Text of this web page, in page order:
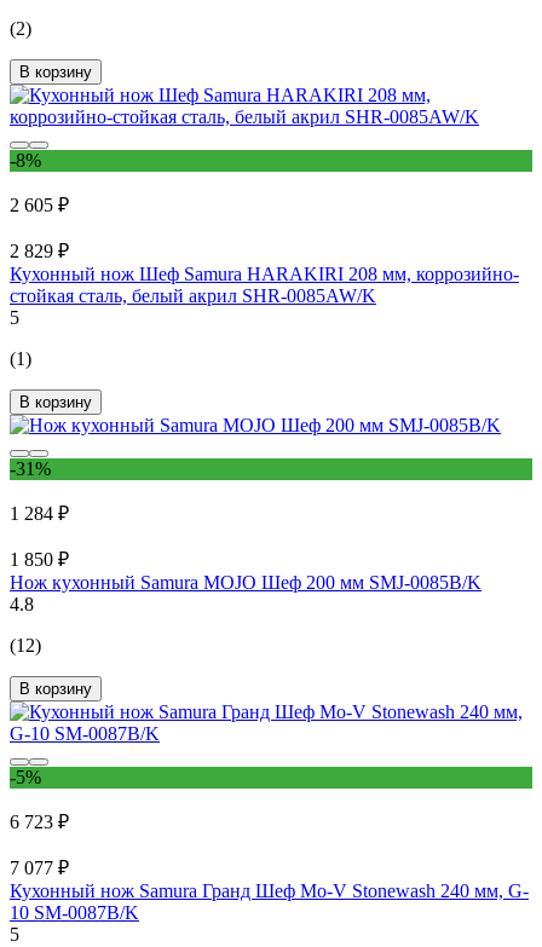
(2)
В корзину
-8%
2 605 ₽
2 829 ₽
Кухонный нож Шеф Samura HARAKIRI 208 мм, коррозийно-
стойкая сталь, белый акрил SHR-0085AW/K
5
(1)
В корзину
-31%
1 284 ₽
1 850 ₽
Нож кухонный Samura MOJO Шеф 200 мм SMJ-0085B/K
4.8
(12)
В корзину
-5%
6 723 ₽
7 077 ₽
Кухонный нож Samura Гранд Шеф Mo-V Stonewash 240 мм, G-
10 SM-0087B/K
5